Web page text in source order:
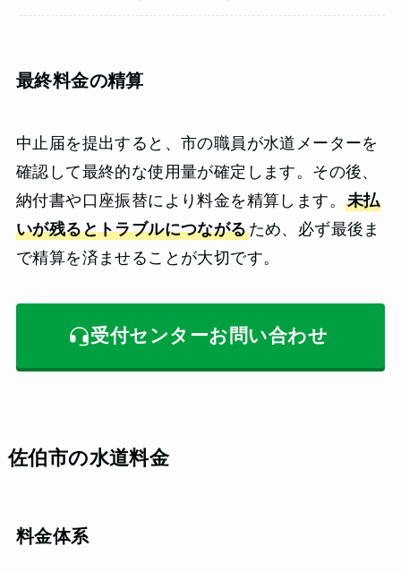
最終料金の精算
中止届を提出すると、市の職員が水道メーターを
確認して最終的な使用量が確定します。その後、
納付書や口座振替により料金を精算します。 未払
いが残るとトラブルにつながるため、必ず最後ま
で精算を済ませることが大切です。
受付センターお問い合わせ
佐伯市の水道料金
料金体系